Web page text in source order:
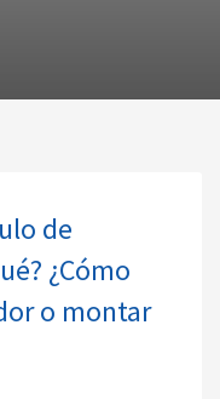
de
¿Cómo
o montar